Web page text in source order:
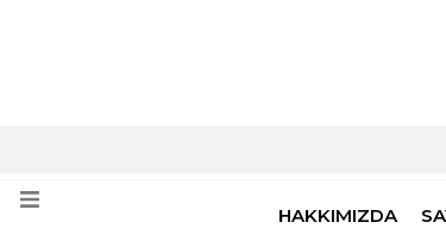
HAKKIMIZDA